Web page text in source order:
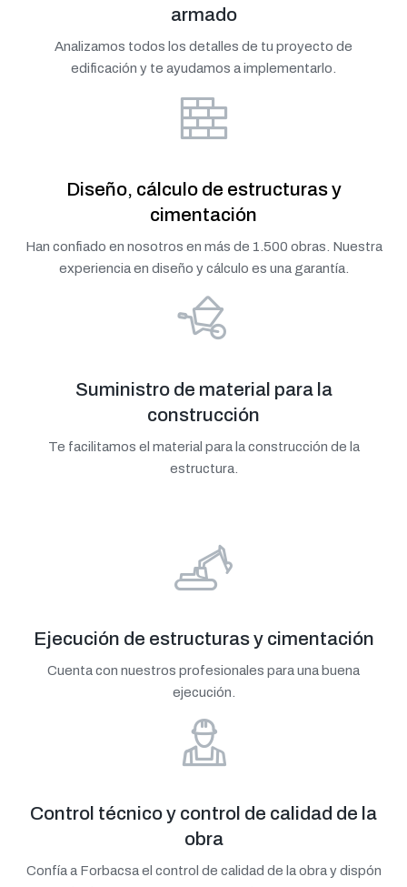
armado
Analizamos todos los detalles de tu proyecto de
edificación y te ayudamos a implementarlo.
Diseño, cálculo de estructuras y
cimentación
Han confiado en nosotros en más de 1.500 obras. Nuestra
experiencia en diseño y cálculo es una garantía.
Suministro de material para la
construcción
Te facilitamos el material para la construcción de la
estructura.
Ejecución de estructuras y cimentación
Cuenta con nuestros profesionales para una buena
ejecución.
Control técnico y control de calidad de la
obra
Confía a Forbacsa el control de calidad de la obra y dispón